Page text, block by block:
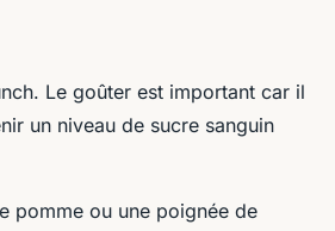
Le goûter est important car il
un niveau de sucre sanguin
pomme ou une poignée de